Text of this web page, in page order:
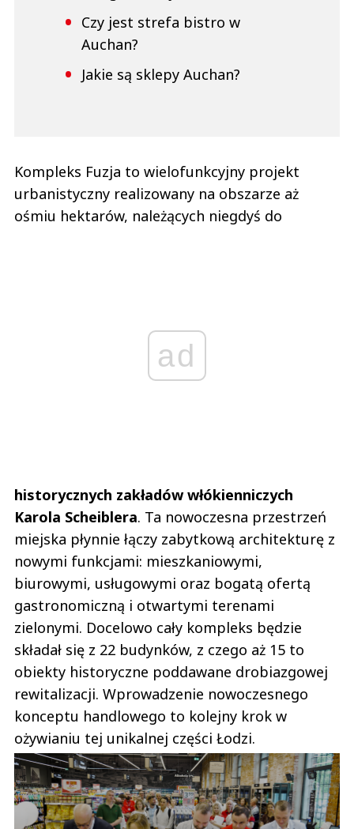
Czy jest strefa bistro w
Auchan?
Jakie są sklepy Auchan?
Kompleks Fuzja to wielofunkcyjny projekt
urbanistyczny realizowany na obszarze aż
ośmiu hektarów, należących niegdyś do
ad
historycznych zakładów włókienniczych
Karola Scheiblera. Ta nowoczesna przestrzeń
miejska płynnie łączy zabytkową architekturę z
nowymi funkcjami: mieszkaniowymi,
biurowymi, usługowymi oraz bogatą ofertą
gastronomiczną i otwartymi terenami
zielonymi. Docelowo cały kompleks będzie
składał się z 22 budynków, z czego aż 15 to
obiekty historyczne poddawane drobiazgowej
rewitalizacji. Wprowadzenie nowoczesnego
konceptu handlowego to kolejny krok w
ożywianiu tej unikalnej części Łodzi.